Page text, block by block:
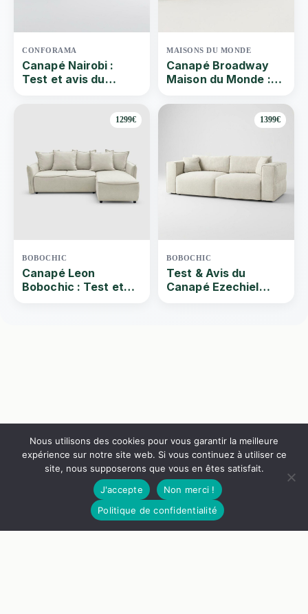
Voir le canapé
CONFORAMA
Canapé Nairobi :
Test et avis du
MAISONS DU MONDE
Canapé Broadway
Maison du Monde :
places
1299€
BOBOCHIC
Canapé Leon
Bobochic : Test et
1399€
BOBOCHIC
Test & Avis du
Canapé Ezechiel
Nous utilisons des cookies pour vous garantir la meilleure
expérience sur notre site web. Si vous continuez à utiliser ce
site, nous supposerons que vous en êtes satisfait.
J'accepte
Non merci !
Politique de confidentialité